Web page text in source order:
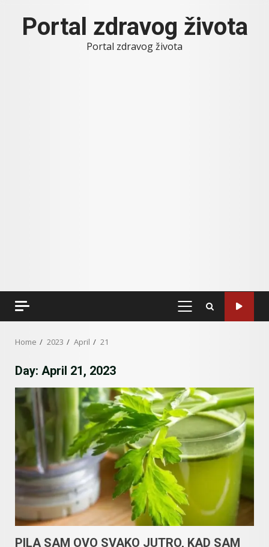
contentPortal zdravog života
Portal zdravog života
PRIMARY
Home 2023 April 21
Day: April 21, 2023
PILA SAM OVO SVAKO JUTRO, KAD SAM